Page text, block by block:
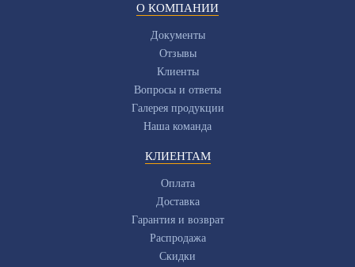
О КОМПАНИИ
Документы
Отзывы
Клиенты
Вопросы и ответы
Галерея продукции
Наша команда
КЛИЕНТАМ
Оплата
Доставка
Гарантия и возврат
Распродажа
Скидки